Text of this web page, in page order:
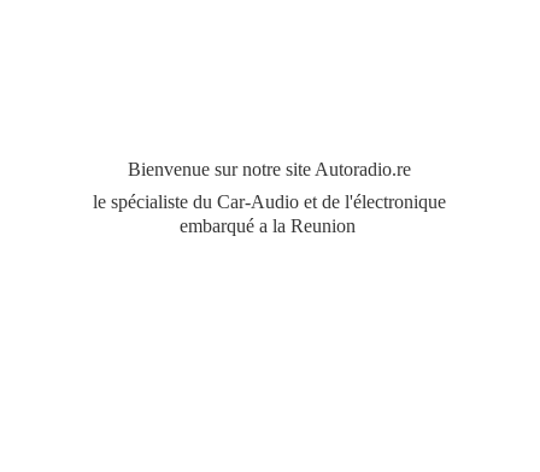
Bienvenue sur notre site Autoradio.re
le spécialiste du Car-Audio et de l'électronique
embarqué a la Reunion